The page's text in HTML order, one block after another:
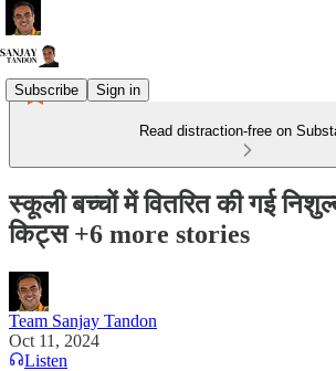
Subscribe Sign in
Read distraction-free on
स्कूली बच्चों में वितरित की गई
किट्स +6 more stories
Team Sanjay Tandon
Oct 11, 2024
Listen